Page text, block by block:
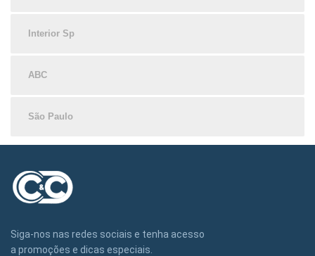
Interior Sp
ABC
São Paulo
Siga-nos nas redes sociais e tenha acesso
a promoções e dicas especiais.